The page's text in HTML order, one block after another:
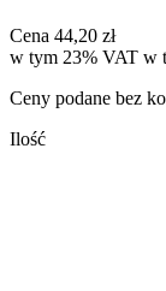
Cena 44,20 zł
w tym 23% VAT w
Ceny podane bez
Ilość